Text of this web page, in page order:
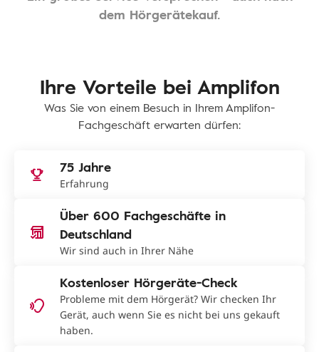
dem Hörgerätekauf.
Ihre Vorteile bei Amplifon
Was Sie von einem Besuch in Ihrem Amplifon-
Fachgeschäft erwarten dürfen:
75 Jahre
Erfahrung
Über 600 Fachgeschäfte in
Deutschland
Wir sind auch in Ihrer Nähe
Kostenloser Hörgeräte-Check
Probleme mit dem Hörgerät? Wir checken Ihr
Gerät, auch wenn Sie es nicht bei uns gekauft
haben.